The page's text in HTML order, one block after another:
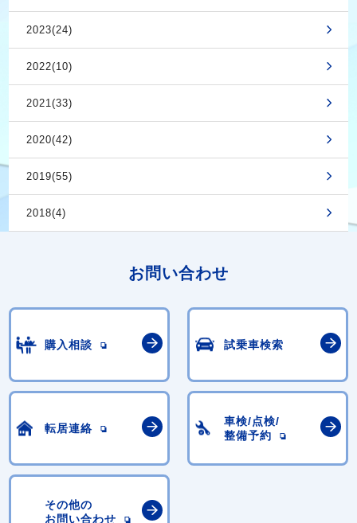
2023(24)
2022(10)
2021(33)
2020(42)
2019(55)
2018(4)
お問い合わせ
購入相談 試乗車検索
転居連絡
車検/点検/
整備予約
その他の
お問い合わせ